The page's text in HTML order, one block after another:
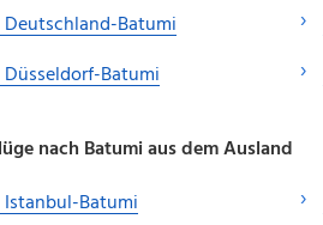
Deutschland-Batumi
Düsseldorf-Batumi
nach Batumi aus dem Ausland
Istanbul-Batumi